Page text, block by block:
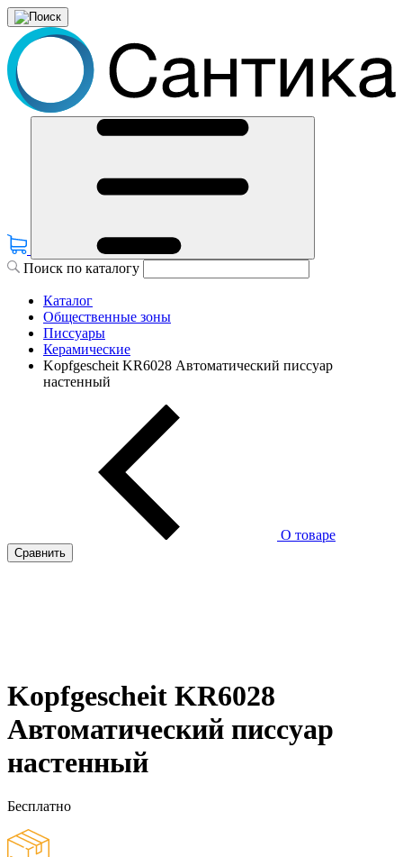
Поиск по каталогу
Каталог
Общественные зоны
Писсуары
Керамические
Kopfgescheit KR6028 Автоматический писсуар
настенный
О товаре
Сравнить
Kopfgescheit KR6028
Автоматический писсуар
настенный
Бесплатно